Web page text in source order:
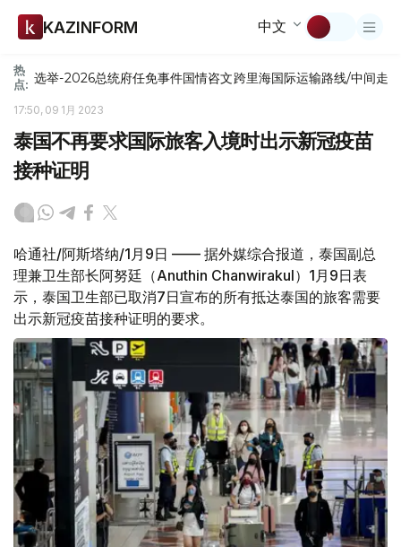
KAZINFORM 中文
热
点: 选举-2026总统府任免事件国情咨文跨里海国际运输路线/中间走廊
17:50, 09 1月 2023
泰国不再要求国际旅客入境时出示新冠疫苗
接种证明
哈通社/阿斯塔纳/1月9日 —— 据外媒综合报道，泰国副总
理兼卫生部长阿努廷（Anuthin Chanwirakul）1月9日表
示，泰国卫生部已取消7日宣布的所有抵达泰国的旅客需要
出示新冠疫苗接种证明的要求。